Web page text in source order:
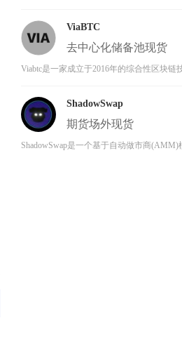
ViaBTC
去中心化储备池现货
ShadowSwap
期货场外现货